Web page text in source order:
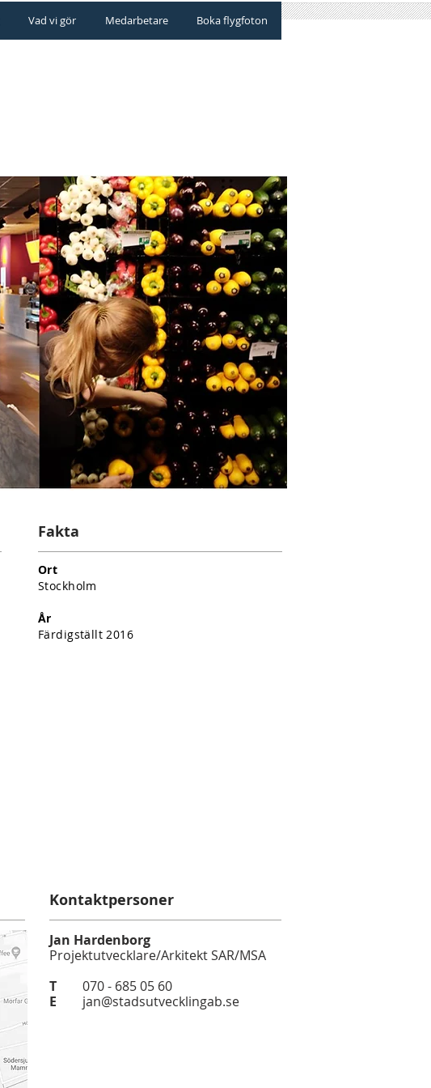
Vad vi gör Medarbetare Boka flygfoton
Fakta
Ort
Stockholm
År
Färdigställt 2016
Kontaktpersoner
Jan Hardenborg
Projektutvecklare/Arkitekt SAR/MSA
T 070 - 685 05 60
E
jan@stadsutvecklingab.se